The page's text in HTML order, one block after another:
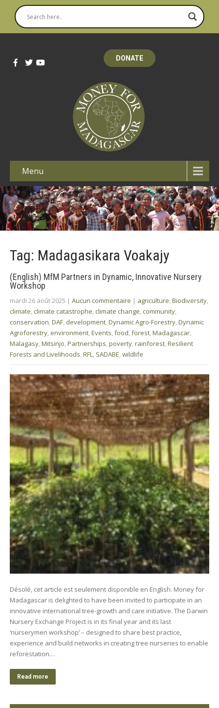
DONATE
Menu
Tag: Madagasikara Voakajy
(English) MfM Partners in Dynamic, Innovative Nursery
Workshop
mardi 26 août 2025 | Aucun commentaire | agriculture Biodiversity
climate climate catastrophe climate change community
conservation DAF development Dynamic Agro-Forestry Dynamic
Agroforestry environment Events food forest Madagascar
Malagasy Mitsinjo Partnerships poverty rainforest Resilient
Forests and Livelihoods RFL SADABE wildlife
Désolé, cet article est seulement disponible en English. Money for
Madagascar is delighted to have been invited to participate in an
innovative international tree-growth and care initiative. The Darwin
Nursery Exchange Project is in its final year and its last
‘nurserymen workshop’ – designed to share best practice,
experience and build networks in creating tree nurseries to enable
reforestation…
Read more